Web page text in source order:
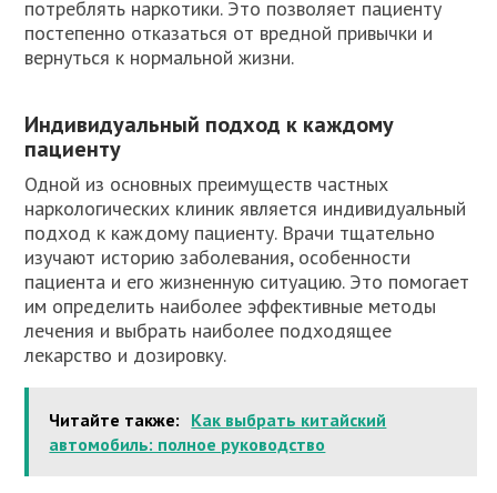
потреблять наркотики. Это позволяет пациенту
постепенно отказаться от вредной привычки и
вернуться к нормальной жизни.
Индивидуальный подход к каждому
пациенту
Одной из основных преимуществ частных
наркологических клиник является индивидуальный
подход к каждому пациенту. Врачи тщательно
изучают историю заболевания, особенности
пациента и его жизненную ситуацию. Это помогает
им определить наиболее эффективные методы
лечения и выбрать наиболее подходящее
лекарство и дозировку.
Читайте также: Как выбрать китайский
автомобиль: полное руководство